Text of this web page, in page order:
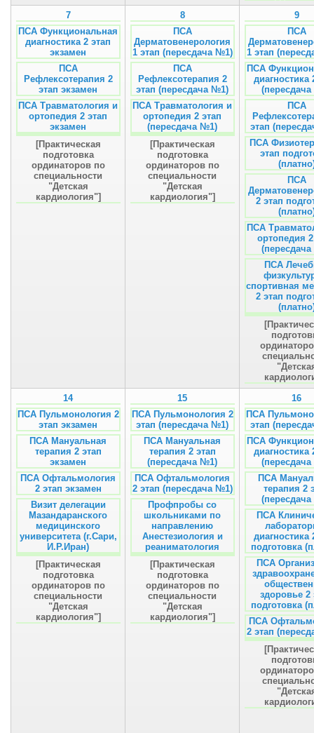
7
ПСА Функциональная
диагностика 2 этап
экзамен
ПСА
Рефлексотерапия 2
этап экзамен
ПСА Травматология и
ортопедия 2 этап
экзамен
[Практическая
подготовка
ординаторов по
специальности
"Детская
кардиология"]
8
ПСА
Дерматовенерология
1 этап (пересдача №1)
ПСА
Рефлексотерапия 2
этап (пересдача №1)
ПСА Травматология и
ортопедия 2 этап
(пересдача №1)
[Практическая
подготовка
ординаторов по
специальности
"Детская
кардиология"]
9
ПСА
1 этап
ПСА
диагностика
ПСА
этап
ПСА
этап
ПСА
2 этап
ПСА
ортопедия
ПСА
спортивная
2 этап
14
ПСА Пульмонология 2
этап экзамен
ПСА Мануальная
терапия 2 этап
экзамен
ПСА Офтальмология
2 этап экзамен
Визит делегации
Мазандаранского
медицинского
университета (г.Сари,
И.Р.Иран)
[Практическая
подготовка
ординаторов по
специальности
"Детская
кардиология"]
15
ПСА Пульмонология 2
этап (пересдача №1)
ПСА Мануальная
терапия 2 этап
(пересдача №1)
ПСА Офтальмология
2 этап (пересдача №1)
Профпробы со
школьниками по
направлению
Анестезиология и
реаниматология
[Практическая
подготовка
ординаторов по
специальности
"Детская
кардиология"]
16
ПСА
этап
ПСА
диагностика
ПСА
терапия 2
ПСА
диагностика
подготовка
ПСА
здоровье 2
подготовка
ПСА
2 этап